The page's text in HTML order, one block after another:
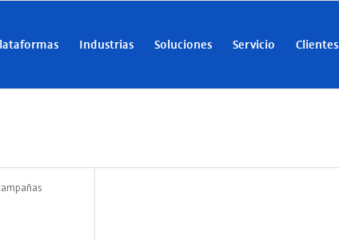
Industrias Soluciones Servicio Clientes